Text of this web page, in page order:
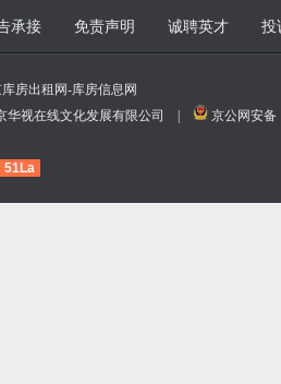
承接 免责声明 诚聘英才 投
房出租网-库房信息网
视在线文化发展有限公司 |
京公网安备
51La